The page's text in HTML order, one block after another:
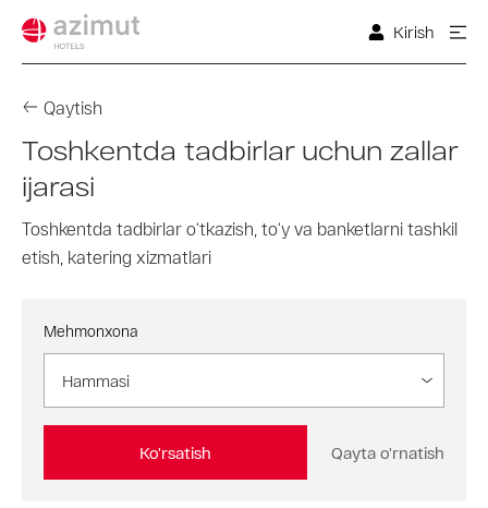
Kirish
Qaytish
Toshkentda tadbirlar uchun zallar
ijarasi
Toshkentda tadbirlar o‘tkazish, to‘y va banketlarni tashkil
etish, katering xizmatlari
Mehmonxona
Hammasi
Ko'rsatish Qayta o'rnatish